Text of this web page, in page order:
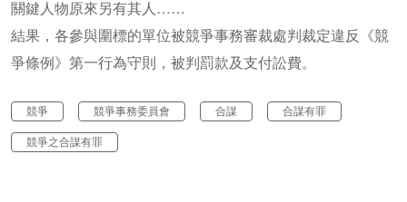
關鍵人物原來另有其人……
結果，各參與圍標的單位被競爭事務審裁處判裁定違反《競
爭條例》第一行為守則，被判罰款及支付訟費。
競爭 競爭事務委員會 合謀 合謀有罪
競爭之合謀有罪